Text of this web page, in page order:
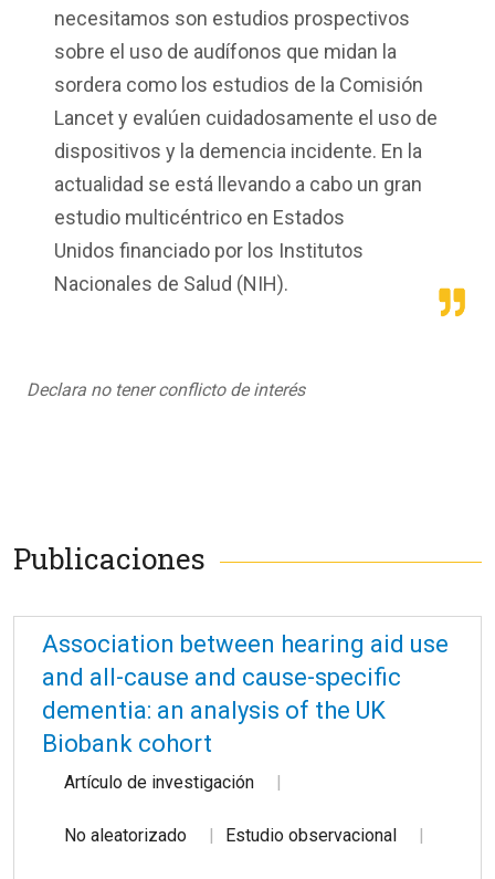
necesitamos son estudios prospectivos
sobre el uso de audífonos que midan la
sordera como los estudios de la Comisión
Lancet y evalúen cuidadosamente el uso de
dispositivos y la demencia incidente. En la
actualidad se está llevando a cabo un gran
estudio multicéntrico en Estados
Unidos financiado por los Institutos
Nacionales de Salud (NIH).
Declara no tener conflicto de interés
Publicaciones
Association between hearing aid use
and all-cause and cause-specific
dementia: an analysis of the UK
Biobank cohort
Artículo de investigación
No aleatorizado Estudio observacional